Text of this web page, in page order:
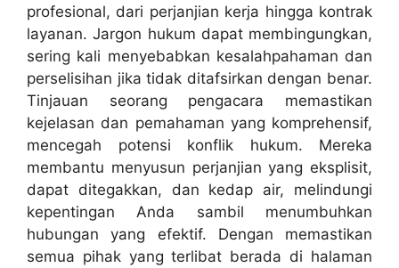
profesional, dari perjanjian kerja hingga kontrak
layanan. Jargon hukum dapat membingungkan,
sering kali menyebabkan kesalahpahaman dan
perselisihan jika tidak ditafsirkan dengan benar.
Tinjauan seorang pengacara memastikan
kejelasan dan pemahaman yang komprehensif,
mencegah potensi konflik hukum. Mereka
membantu menyusun perjanjian yang eksplisit,
dapat ditegakkan, dan kedap air, melindungi
kepentingan Anda sambil menumbuhkan
hubungan yang efektif. Dengan memastikan
semua pihak yang terlibat berada di halaman